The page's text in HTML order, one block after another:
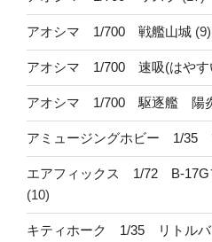
アオシマ 1/700 戦艦山城 (9)
アオシマ 1/700 速吸(はやす
アオシマ 1/700 駆逐艦 陽
アミュージングホビー 1/35
エアフィックス 1/72 B-17G
(10)
キティホーク 1/35 リトルバ